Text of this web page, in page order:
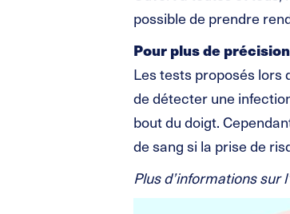
possible de prendre
Pour plus de
Les tests proposés lors
de détecter une
bout du doigt.
de sang si la prise de
Plus d’informations sur